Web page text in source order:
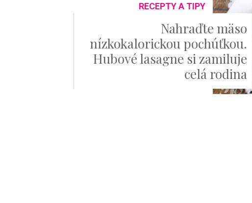
RECEPTY A TIPY
Nahraďte mäso
nízkokalorickou pochúťkou.
Hubové lasagne si zamiluje
celá rodina